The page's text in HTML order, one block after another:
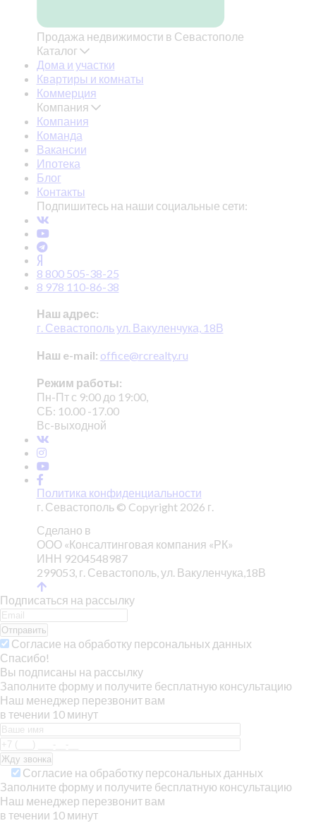
Продажа недвижимости в Севастополе
Каталог
Дома и участки
Квартиры и комнаты
Коммерция
Компания
Компания
Команда
Вакансии
Ипотека
Блог
Контакты
Подпишитесь на наши социальные сети:
8 800 505-38-25
8 978 110-86-38
Наш адрес:
г. Севастополь ул. Вакуленчука, 18В
Наш e-mail: office@rcrealty.ru
Режим работы:
Пн-Пт с 9:00 до 19:00,
СБ: 10.00 -17.00
Вс-выходной
Политика конфиденциальности
г. Севастополь © Copyright 2026 г.
Сделано в
ООО «Консалтинговая компания «РК»
ИНН 9204548987
299053, г. Севастополь, ул. Вакуленчука,18В
Подписаться на рассылку
Отправить
Согласие на обработку персональных данных
Спасибо!
Вы подписаны на рассылку
Заполните форму и получите бесплатную консультацию
Наш менеджер перезвонит вам
в течении 10 минут
Согласие на обработку персональных данных
Заполните форму и получите бесплатную консультацию
Наш менеджер перезвонит вам
в течении 10 минут